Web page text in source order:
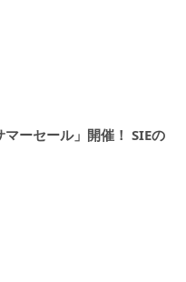
ーセール」開催！ SIEの